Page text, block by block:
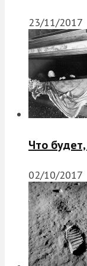
23/11/2017
Что
02/10/2017